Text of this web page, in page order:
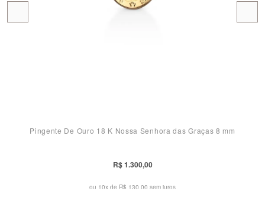
Pingente De Ouro 18 K Nossa Senhora das Graças 8 mm
R$ 1.300,00
ou 10x de R$ 130,00 sem juros